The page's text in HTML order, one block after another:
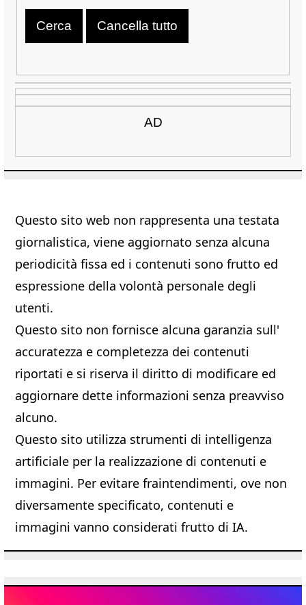
AD
Questo sito web non rappresenta una testata
giornalistica, viene aggiornato senza alcuna
periodicità fissa ed i contenuti sono frutto ed
espressione della volontà personale degli
utenti.
Questo sito non fornisce alcuna garanzia sull'
accuratezza e completezza dei contenuti
riportati e si riserva il diritto di modificare ed
aggiornare dette informazioni senza preavviso
alcuno.
Questo sito utilizza strumenti di intelligenza
artificiale per la realizzazione di contenuti e
immagini. Per evitare fraintendimenti, ove non
diversamente specificato, contenuti e
immagini vanno considerati frutto di IA.